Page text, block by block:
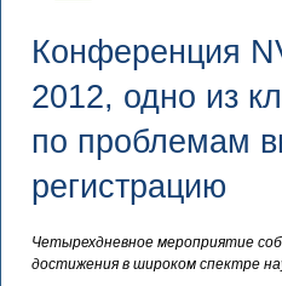
Конференция
2012, одно из
по проблемам
регистрацию
Четырехдневное мероприятие
достижения в широком спектре